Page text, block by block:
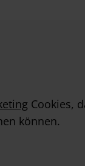
Cookies,
können.